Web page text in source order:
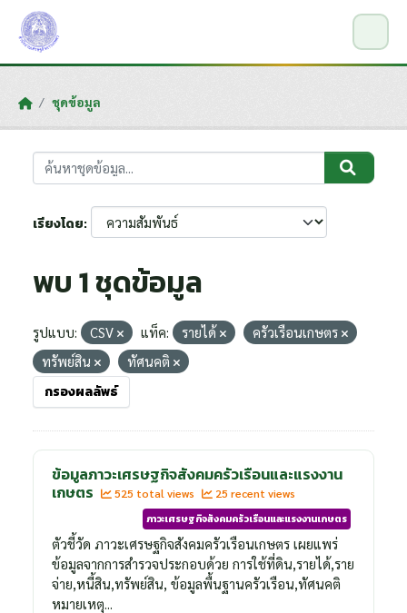
Skip to main content
ชุดข้อมูล
เรียงโดย
พบ 1 ชุดข้อมูล
รูปแบบ: CSV แท็ค: รายได้
ครัวเรือนเกษตร
ทรัพย์สิน
ทัศนคติ
กรองผลลัพธ์
ข้อมูลภาวะเศรษฐกิจสังคมครัวเรือนและแรงงาน
เกษตร
525 total views
25 recent views
ภาวะเศรษฐกิจสังคมครัวเรือนและแรงงานเกษตร
ตัวชี้วัด ภาวะเศรษฐกิจสังคมครัวเรือนเกษตร เผยแพร่
ข้อมูลจากการสำรวจประกอบด้วย การใช้ที่ดิน,รายได้,ราย
จ่าย,หนี้สิน,ทรัพย์สิน, ข้อมูลพื้นฐานครัวเรือน,ทัศนคติ
หมายเหตุ...